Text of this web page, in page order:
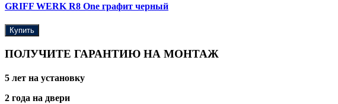
GRIFF WERK R8 One графит черный
Купить
ПОЛУЧИТЕ ГАРАНТИЮ НА МОНТАЖ
5 лет на установку
2 года на двери